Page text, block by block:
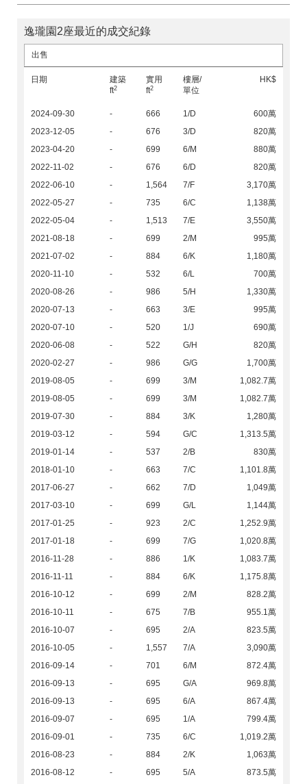
逸瓏園2座最近的成交紀錄
出售
日期
建築
ft2
實用
ft2
樓層/
單位
HK$
2024-09-30 - 666 1/D
600萬
2023-12-05
- 676 3/D
820萬
2023-04-20
- 699 6/M
880萬
2022-11-02
- 676 6/D
820萬
2022-06-10
- 1,564 7/F
3,170萬
2022-05-27
- 735 6/C
1,138萬
2022-05-04
- 1,513 7/E
3,550萬
2021-08-18
- 699 2/M
995萬
2021-07-02
- 884 6/K
1,180萬
2020-11-10
- 532 6/L
700萬
2020-08-26
- 986 5/H
1,330萬
2020-07-13
- 663 3/E
995萬
2020-07-10
- 520 1/J
690萬
2020-06-08
- 522 G/H
820萬
2020-02-27
- 986 G/G
1,700萬
2019-08-05
- 699 3/M
1,082.7萬
2019-08-05
- 699 3/M
1,082.7萬
2019-07-30
- 884 3/K
1,280萬
2019-03-12
- 594 G/C
1,313.5萬
2019-01-14
- 537 2/B
830萬
2018-01-10
- 663 7/C
1,101.8萬
2017-06-27
- 662 7/D
1,049萬
2017-03-10
- 699 G/L
1,144萬
2017-01-25
- 923 2/C
1,252.9萬
2017-01-18
- 699 7/G
1,020.8萬
2016-11-28
- 886 1/K
1,083.7萬
2016-11-11
- 884 6/K
1,175.8萬
2016-10-12
- 699 2/M
828.2萬
2016-10-11
- 675 7/B
955.1萬
2016-10-07
- 695 2/A
823.5萬
2016-10-05
- 1,557 7/A
3,090萬
2016-09-14
- 701 6/M
872.4萬
2016-09-13
- 695 G/A
969.8萬
2016-09-13
- 695 6/A
867.4萬
2016-09-07
- 695 1/A
799.4萬
2016-09-01
- 735 6/C
1,019.2萬
2016-08-23
- 884 2/K
1,063萬
2016-08-12
- 695 5/A 873.5萬